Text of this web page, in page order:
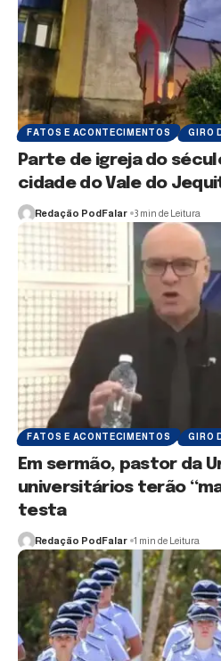
FATOS E ACONTECIMENTOS GIRO
Parte de igreja do
cidade do Vale do
Redação PodFalar 3 min de Leitura
FATOS E ACONTECIMENTOS GIRO
Em sermão, pastor da
universitários terão
testa
Redação PodFalar 1 min de Leitura